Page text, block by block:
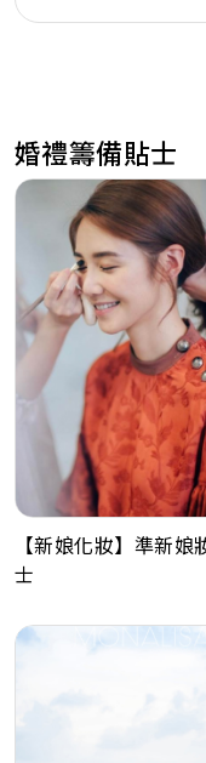
婚禮籌備貼士
【新娘化妝】準新
士